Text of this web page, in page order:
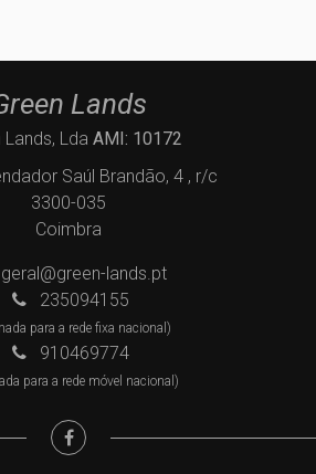
Lands
Lands, Lda AMI: 10172
Saúl Brandão, 4 , r/c
3300-035
Coimbra
geral@green-lands.pt
235094155
para a rede fixa nacional)
910469774
para a rede móvel nacional)